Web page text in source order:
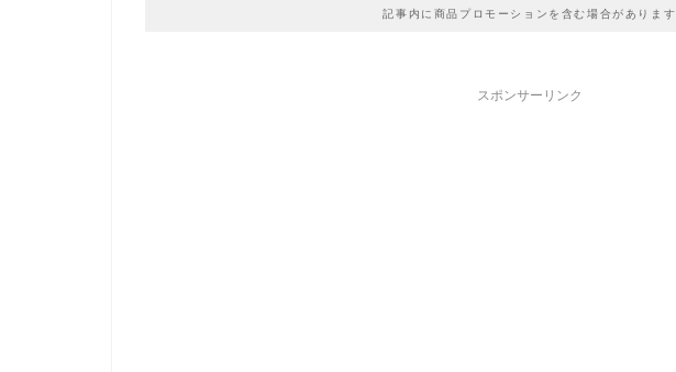
記事内に商品プロモーションを含む場合があります
スポンサーリンク